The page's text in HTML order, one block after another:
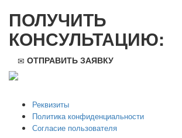
ПОЛУЧИТЬ
КОНСУЛЬТАЦИЮ:
ОТПРАВИТЬ ЗАЯВКУ
Реквизиты
Политика конфиденциальности
Согласие пользователя